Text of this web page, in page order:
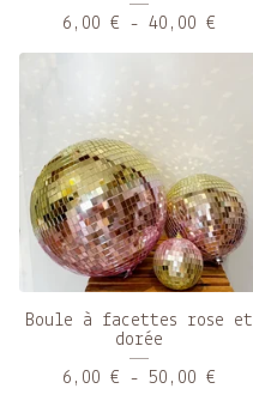
6,00 € - 40,00 €
Boule à facettes rose et
dorée
6,00 € - 50,00 €